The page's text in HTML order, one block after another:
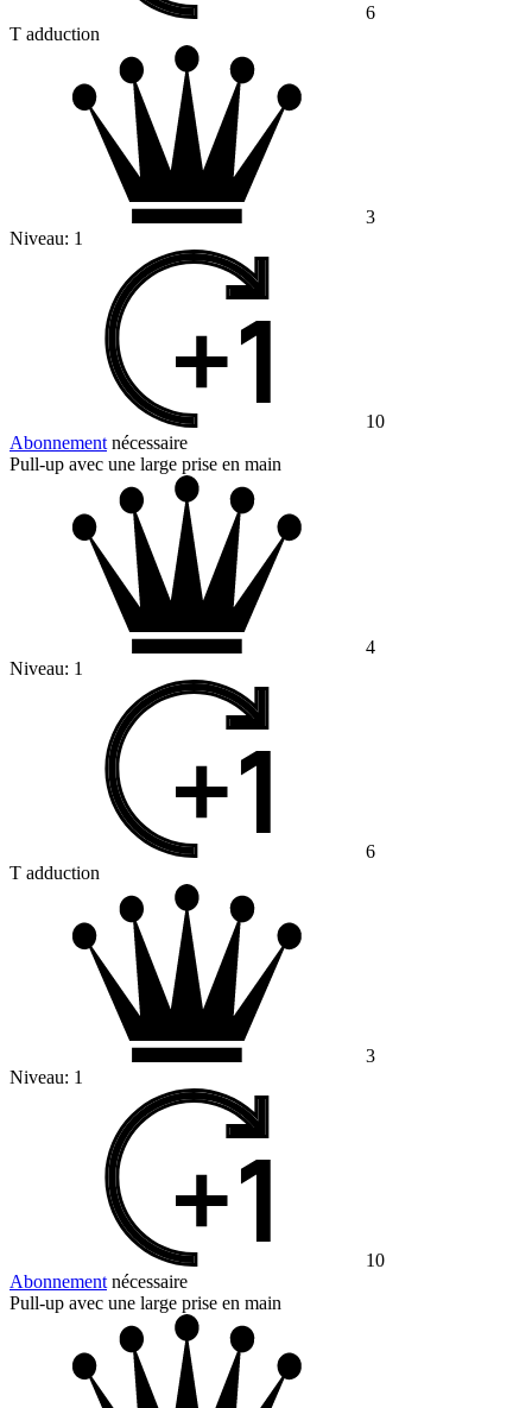
6
T adduction
3
Niveau: 1
10
Abonnement nécessaire
Pull-up avec une large prise en main
4
Niveau: 1
6
T adduction
3
Niveau: 1
10
Abonnement nécessaire
Pull-up avec une large prise en main